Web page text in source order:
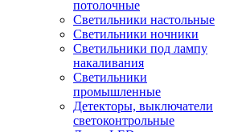
потолочные
Светильники настольные
Светильники ночники
Светильники под лампу
накаливания
Светильники
промышленные
Детекторы, выключатели
светоконтрольные